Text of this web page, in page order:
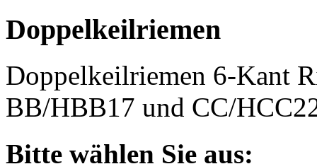
Doppelkeilriemen
Doppelkeilriemen 6-Kant
BB/HBB17 und CC/
Bitte wählen Sie aus: